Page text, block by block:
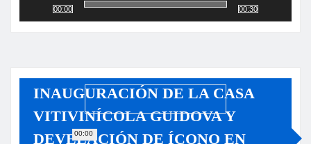
00:00
00:00
00:30
INAUGURACIÓN DE LA CASA
VITIVINÍCOLA GUIDOVA Y
DEVELACIÓN DE ÍCONO EN